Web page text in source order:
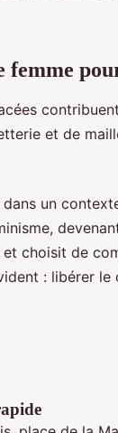
et de
un
choisit de
: libérer